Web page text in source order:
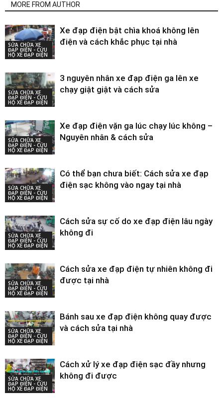
MORE FROM AUTHOR
SỬA CHỮA XE
ĐẠP ĐIỆN - CỨU
HỘ XE ĐẠP ĐIỆN
Xe đạp điện bật chìa khoá không lên
điện và cách khắc phục tại nhà
SỬA CHỮA XE
ĐẠP ĐIỆN - CỨU
HỘ XE ĐẠP ĐIỆN
3 nguyên nhân xe đạp điện ga lên xe
chạy giật giật và cách sửa
SỬA CHỮA XE
ĐẠP ĐIỆN - CỨU
HỘ XE ĐẠP ĐIỆN
Xe đạp điện vặn ga lúc chạy lúc không –
Nguyên nhân & cách sửa
SỬA CHỮA XE
ĐẠP ĐIỆN - CỨU
HỘ XE ĐẠP ĐIỆN
Có thể bạn chưa biết: Cách sửa xe đạp
điện sạc không vào ngay tại nhà
SỬA CHỮA XE
ĐẠP ĐIỆN - CỨU
HỘ XE ĐẠP ĐIỆN
Cách sửa sự cố do xe đạp điện lâu ngày
không đi
SỬA CHỮA XE
ĐẠP ĐIỆN - CỨU
HỘ XE ĐẠP ĐIỆN
Cách sửa xe đạp điện tự nhiên không đi
được tại nhà
SỬA CHỮA XE
ĐẠP ĐIỆN - CỨU
HỘ XE ĐẠP ĐIỆN
Bánh sau xe đạp điện không quay được
và cách sửa tại nhà
SỬA CHỮA XE
ĐẠP ĐIỆN - CỨU
HỘ XE ĐẠP ĐIỆN
Cách xử lý xe đạp điện sạc đầy nhưng
không đi được